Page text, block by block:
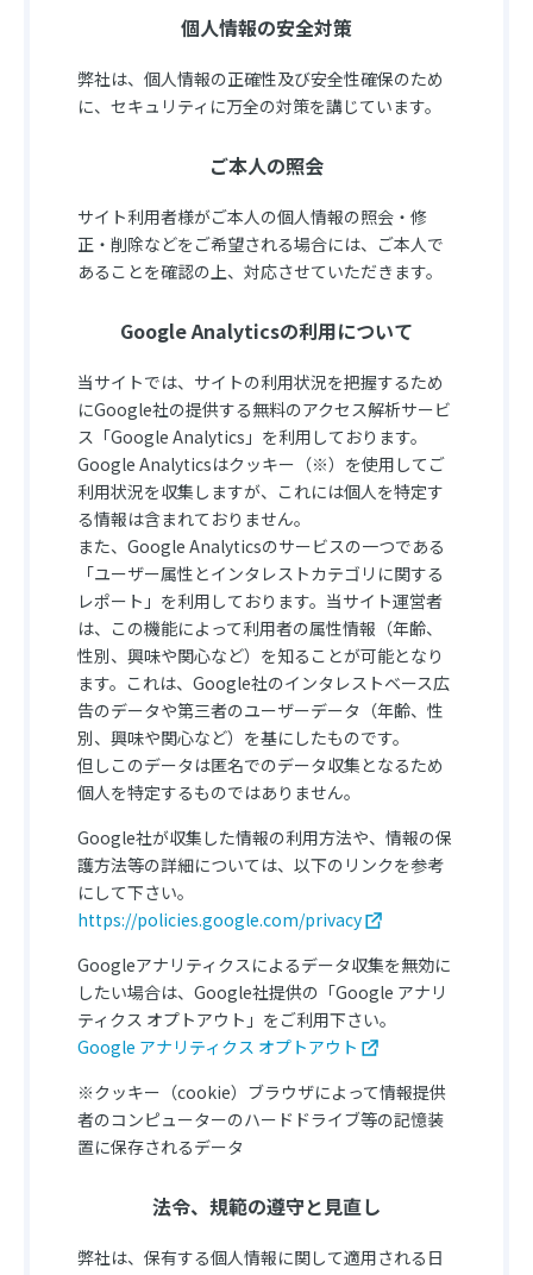
個人情報の安全対策
弊社は、個人情報の正確性及び安全性確保のため
に、セキュリティに万全の対策を講じています。
ご本人の照会
サイト利用者様がご本人の個人情報の照会・修
正・削除などをご希望される場合には、ご本人で
あることを確認の上、対応させていただきます。
Google Analyticsの利用について
当サイトでは、サイトの利用状況を把握するため
にGoogle社の提供する無料のアクセス解析サービ
ス「Google Analytics」を利用しております。
Google Analyticsはクッキー（※）を使用してご
利用状況を収集しますが、これには個人を特定す
る情報は含まれておりません。
また、Google Analyticsのサービスの一つである
「ユーザー属性とインタレストカテゴリに関する
レポート」を利用しております。当サイト運営者
は、この機能によって利用者の属性情報（年齢、
性別、興味や関心など）を知ることが可能となり
ます。これは、Google社のインタレストベース広
告のデータや第三者のユーザーデータ（年齢、性
別、興味や関心など）を基にしたものです。
但しこのデータは匿名でのデータ収集となるため
個人を特定するものではありません。
Google社が収集した情報の利用方法や、情報の保
護方法等の詳細については、以下のリンクを参考
にして下さい。
https://policies.google.com/privacy
Googleアナリティクスによるデータ収集を無効に
したい場合は、Google社提供の「Google アナリ
ティクス オプトアウト」をご利用下さい。
Google アナリティクス オプトアウト
※クッキー（cookie）ブラウザによって情報提供
者のコンピューターのハードドライブ等の記憶装
置に保存されるデータ
法令、規範の遵守と見直し
弊社は、保有する個人情報に関して適用される日